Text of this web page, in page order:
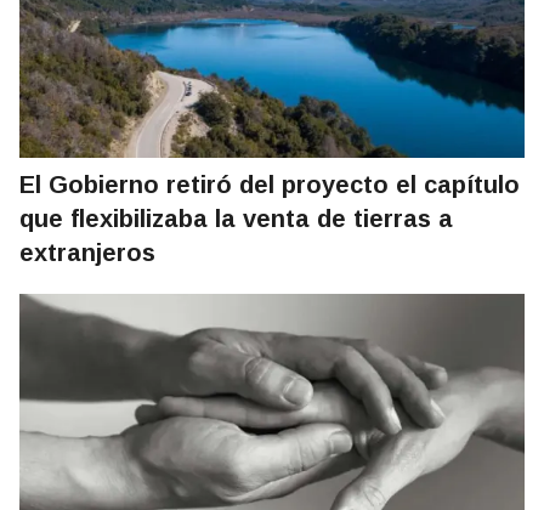
El Gobierno retiró del proyecto el capítulo
que flexibilizaba la venta de tierras a
extranjeros